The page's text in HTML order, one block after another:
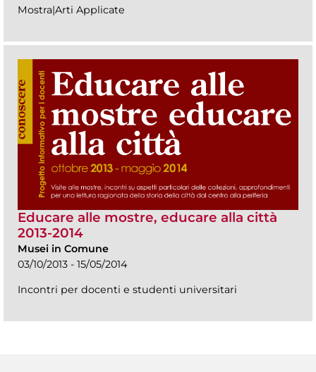
Mostra|Arti Applicate
Educare alle mostre, educare alla città
2013-2014
Musei in Comune
03/10/2013 - 15/05/2014
Incontri per docenti e studenti universitari